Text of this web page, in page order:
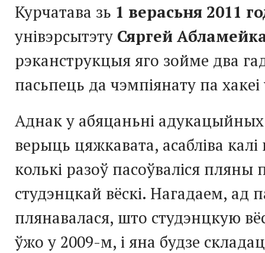
Курчатава зь 1 верасьня 2011
унівэрсытэту Сяргей
рэканструкцыя яго зойме два
пасьпець да чэмпіянату па хакеі
Аднак у абяцаньні
верыць цяжкавата, асабліва
колькі разоў пасоўваліся пляны
студэнцкай вёскі. Нагадаем, ад
плянавалася, што студэнцкую
ўжо у 2009-м, і яна будзе